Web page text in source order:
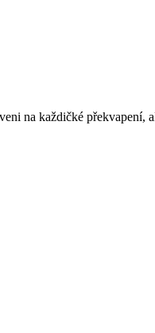
na každičké překvapení,